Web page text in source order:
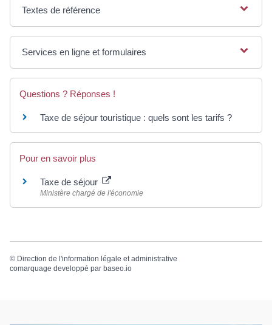
Textes de référence
Services en ligne et formulaires
Questions ? Réponses !
Taxe de séjour touristique : quels sont les tarifs ?
Pour en savoir plus
Taxe de séjour
Ministère chargé de l'économie
© Direction de l'information légale et administrative
comarquage developpé par baseo.io